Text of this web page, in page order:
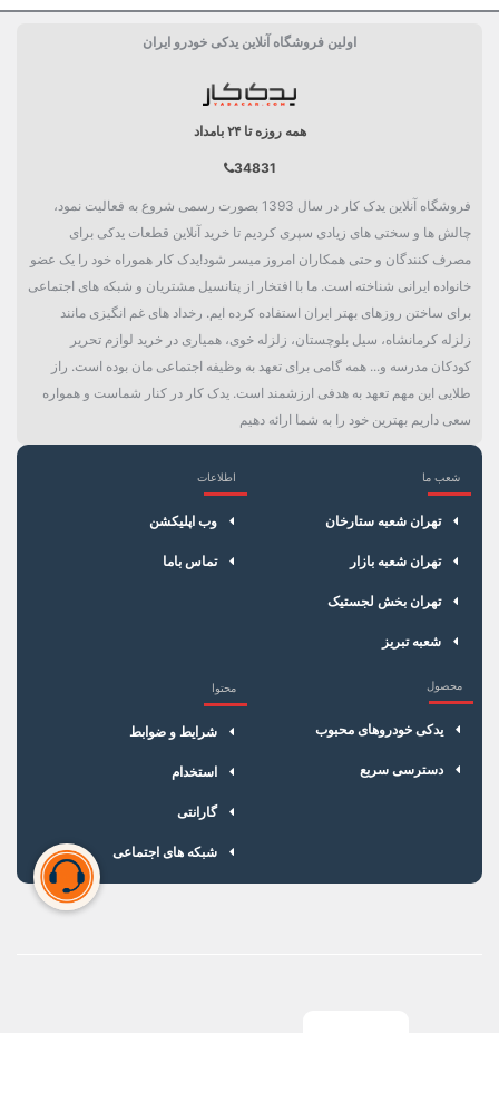
اولین فروشگاه آنلاین یدکی خودرو ایران
همه روزه تا ۲۴ بامداد
34831
فروشگاه آنلاین یدک کار در سال 1393 بصورت رسمی شروع به فعالیت نمود،
چالش ها و سختی های زیادی سپری کردیم تا خرید آنلاین قطعات یدکی برای
مصرف کنندگان و حتی همکاران امروز میسر شود!یدک کار هموراه خود را یک عضو
خانواده ایرانی شناخته است. ما با افتخار از پتانسیل مشتریان و شبکه های اجتماعی
برای ساختن روزهای بهتر ایران استفاده کرده ایم. رخداد های غم انگیزی مانند
زلزله کرمانشاه، سیل بلوچستان، زلزله خوی، همیاری در خرید لوازم تحریر
کودکان مدرسه و... همه گامی برای تعهد به وظیفه اجتماعی مان بوده است. راز
طلایی این مهم تعهد به هدفی ارزشمند است. یدک کار در کنار شماست و همواره
سعی داریم بهترین خود را به شما ارائه دهیم
شعب ما
تهران شعبه ستارخان
تهران شعبه بازار
تهران بخش لجستیک
شعبه تبریز
اطلاعات
وب اپلیکشن
تماس باما
محصول
یدکی خودروهای محبوب
دسترسی سریع
محتوا
شرایط و ضوابط
استخدام
گارانتی
شبکه های اجتماعی
×